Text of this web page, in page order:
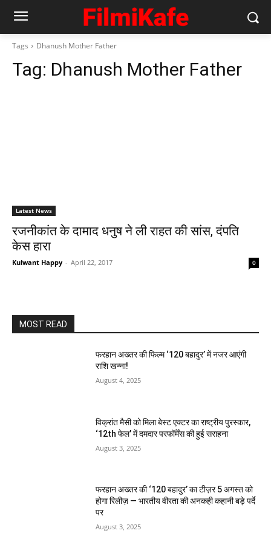
Tags Dhanush Mother Father
Tag: Dhanush Mother Father
Latest News
रजनीकांत के दामाद धनुष ने ली राहत की सांस, दंपति
केस हारा
Kulwant Happy - April 22, 2017 0
MOST READ
फरहान अख्तर की फिल्म ‘120 बहादुर’ में नजर आएंगी
राशि खन्ना!
August 4, 2025
विक्रांत मैसी को मिला बेस्ट एक्टर का राष्ट्रीय पुरस्कार,
‘12th फेल’ में दमदार परफॉर्मेंस की हुई सराहना
August 3, 2025
फरहान अख्तर की ‘120 बहादुर’ का टीज़र 5 अगस्त को
होगा रिलीज़ — भारतीय वीरता की अनकही कहानी बड़े पर्दे
पर
August 3, 2025